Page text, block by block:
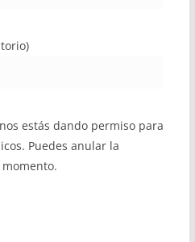
estás dando permiso para
Puedes anular la